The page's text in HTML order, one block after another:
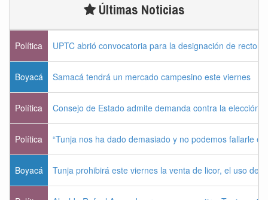
Últimas Noticias
Política UPTC abrió convocatoria para la designación de rector
Boyacá Samacá tendrá un mercado campesino este viernes
Política Consejo de Estado admite demanda contra la elección
Política “Tunja nos ha dado demasiado y no podemos fallarle
Boyacá Tunja prohibirá este viernes la venta de licor, el uso de